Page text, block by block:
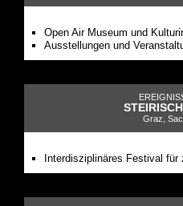
Open Air Museum und
Ausstellungen und
Graz,
Interdisziplinäres Festival